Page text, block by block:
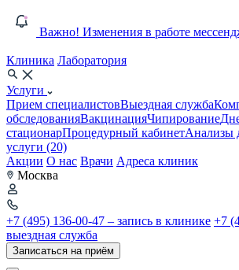
Важно! Изменения в работе
Клиника Лаборатория
Услуги
Прием специалистовВыездная служба
обследованияВакцинацияЧипирование
стационарПроцедурный кабинетАнализы
услуги (20)
Акции О нас Врачи Адреса клиник
Москва
+7 (495) 136-00-47 – запись в клинике +7
выездная служба
Записаться на приём